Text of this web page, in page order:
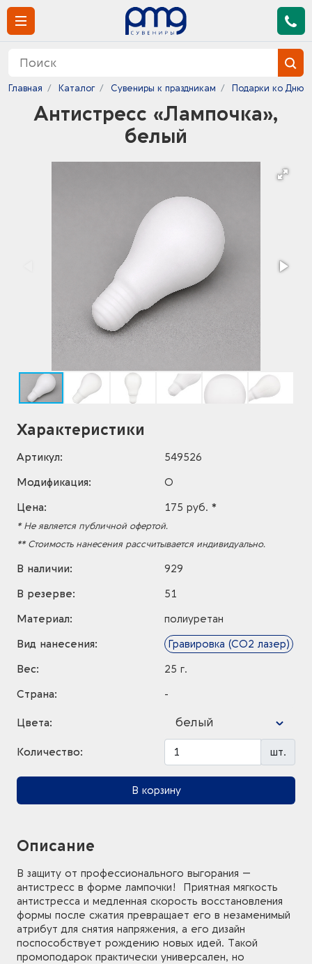
Главная Каталог Сувениры к праздникам Подарки ко Дню
Антистресс «Лампочка»,
белый
Характеристики
Артикул:
549526
Модификация:
O
Цена:
175 руб. *
* Не является публичной офертой.
** Стоимость нанесения рассчитывается индивидуально.
В наличии:
929
В резерве:
51
Материал:
полиуретан
Вид нанесения:
Гравировка (CO2 лазер)
Вес:
25 г.
Страна:
-
Цвета: белый
Количество: шт.
В корзину
Описание
В защиту от профессионального выгорания —
антистресс в форме лампочки! Приятная мягкость
антистресса и медленная скорость восстановления
формы после сжатия превращает его в незаменимый
атрибут для снятия напряжения, а его дизайн
поспособствует рождению новых идей. Такой
промоподарок практически универсален, но